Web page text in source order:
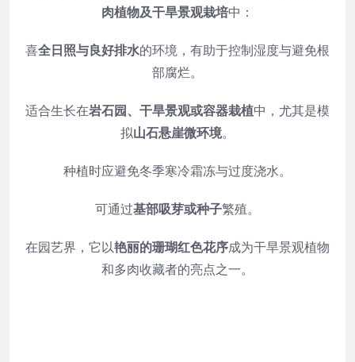
肉植物及干旱景观栽培中：
喜全日照与良好排水的环境，有助于控制湿度与避免根
部腐烂。
适合生长在岩石园、干旱景观或容器栽植中，尤其是模
拟山石悬崖微环境。
种植时应避免冬季寒冷霜冻与过度浇水。
可通过基部吸芽或种子繁殖。
在园艺界，它以艳丽的珊瑚红色花序成为干旱景观植物
和多肉收藏者的亮点之一。